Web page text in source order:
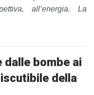
all’energia. La
bombe ai
della